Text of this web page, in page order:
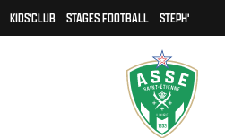
KIDS'CLUB STAGES FOOTBALL STEPH'